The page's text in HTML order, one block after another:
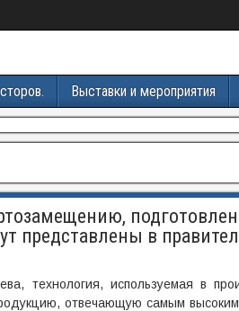
Выставки и мероприятия
представлены в
технология, используемая в
отвечающую самым